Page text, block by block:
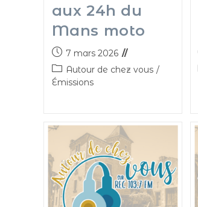
aux 24h du
Mans moto
7 mars 2026
Autour de chez vous /
Émissions